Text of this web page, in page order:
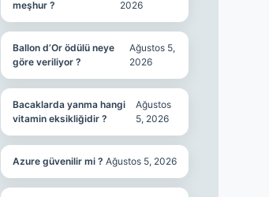
meşhur ?
2026
Ballon d’Or ödülü neye
göre veriliyor ?
Ağustos 5,
2026
Bacaklarda yanma hangi
vitamin eksikliğidir ?
Ağustos
5, 2026
Azure güvenilir mi ? Ağustos 5, 2026